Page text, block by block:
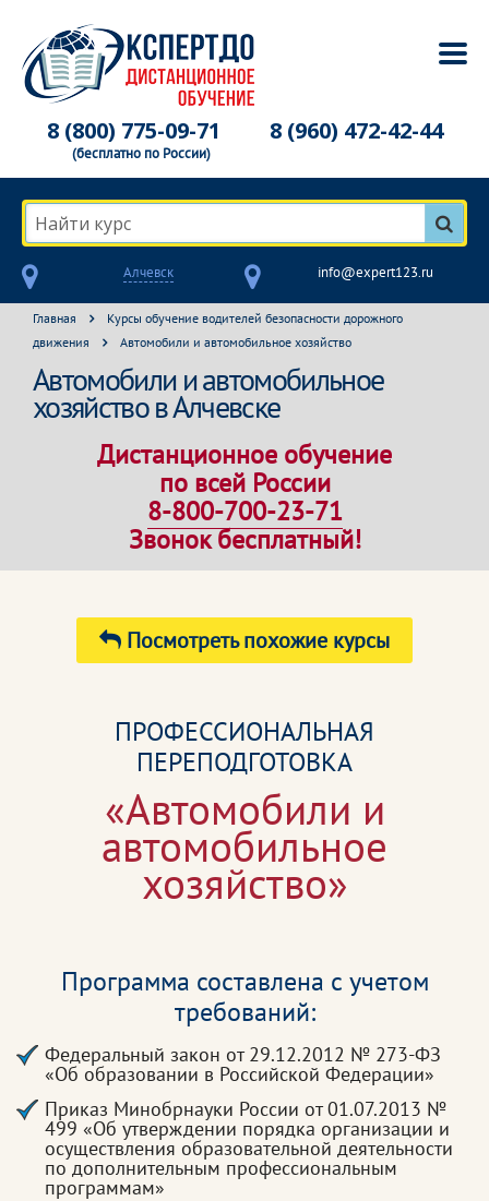
8 (800) 775-09-71
(бесплатно по России)
8 (960) 472-42-44
Найти курс
Алчевск info@expert123.ru
Главная
Курсы обучение водителей безопасности дорожного
движения
Автомобили и автомобильное хозяйство
Автомобили и автомобильное
хозяйство в Алчевске
Дистанционное обучение
по всей России
8-800-700-23-71
Звонок бесплатный!
Посмотреть похожие курсы
ПРОФЕССИОНАЛЬНАЯ
ПЕРЕПОДГОТОВКА
«Автомобили и
автомобильное
хозяйство»
Программа составлена с учетом
требований:
Федеральный закон от 29.12.2012 № 273-ФЗ
«Об образовании в Российской Федерации»
Приказ Минобрнауки России от 01.07.2013 №
499 «Об утверждении порядка организации и
осуществления образовательной деятельности
по дополнительным профессиональным
программам»